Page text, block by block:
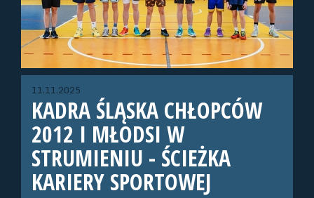
11.11.2025
KADRA ŚLĄSKA CHŁOPCÓW
2012 I MŁODSI W
STRUMIENIU - ŚCIEŻKA
KARIERY SPORTOWEJ